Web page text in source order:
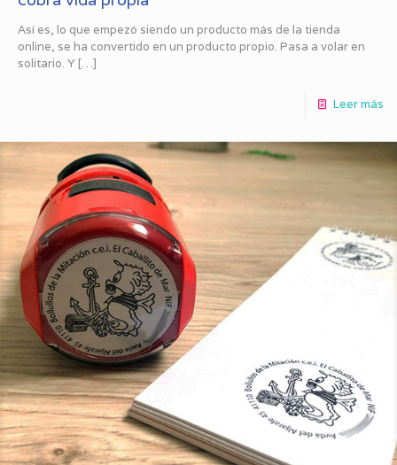
Así es, lo que empezó siendo un producto más de la tienda
online, se ha convertido en un producto propio. Pasa a volar en
solitario. Y […]
Leer más